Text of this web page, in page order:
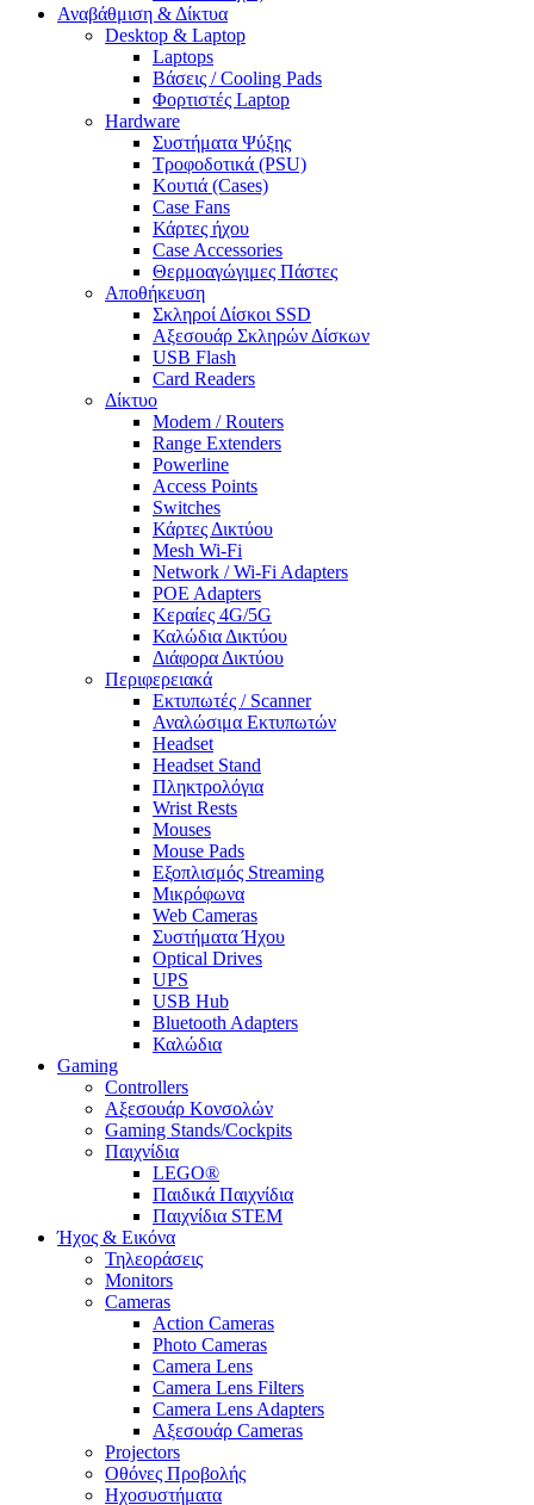
Αναβάθμιση & Δίκτυα
Desktop & Laptop
Laptops
Βάσεις / Cooling Pads
Φορτιστές Laptop
Hardware
Συστήματα Ψύξης
Τροφοδοτικά (PSU)
Κουτιά (Cases)
Case Fans
Κάρτες ήχου
Case Accessories
Θερμοαγώγιμες Πάστες
Αποθήκευση
Σκληροί Δίσκοι SSD
Αξεσουάρ Σκληρών Δίσκων
USB Flash
Card Readers
Δίκτυο
Modem / Routers
Range Extenders
Powerline
Access Points
Switches
Κάρτες Δικτύου
Mesh Wi-Fi
Network / Wi-Fi Adapters
POE Adapters
Κεραίες 4G/5G
Καλώδια Δικτύου
Διάφορα Δικτύου
Περιφερειακά
Εκτυπωτές / Scanner
Αναλώσιμα Εκτυπωτών
Headset
Headset Stand
Πληκτρολόγια
Wrist Rests
Mouses
Mouse Pads
Εξοπλισμός Streaming
Μικρόφωνα
Web Cameras
Συστήματα Ήχου
Optical Drives
UPS
USB Hub
Bluetooth Adapters
Καλώδια
Gaming
Controllers
Αξεσουάρ Κονσολών
Gaming Stands/Cockpits
Παιχνίδια
LEGO®
Παιδικά Παιχνίδια
Παιχνίδια STEM
Ήχος & Εικόνα
Τηλεοράσεις
Monitors
Cameras
Action Cameras
Photo Cameras
Camera Lens
Camera Lens Filters
Camera Lens Adapters
Αξεσουάρ Cameras
Projectors
Οθόνες Προβολής
Ηχοσυστήματα